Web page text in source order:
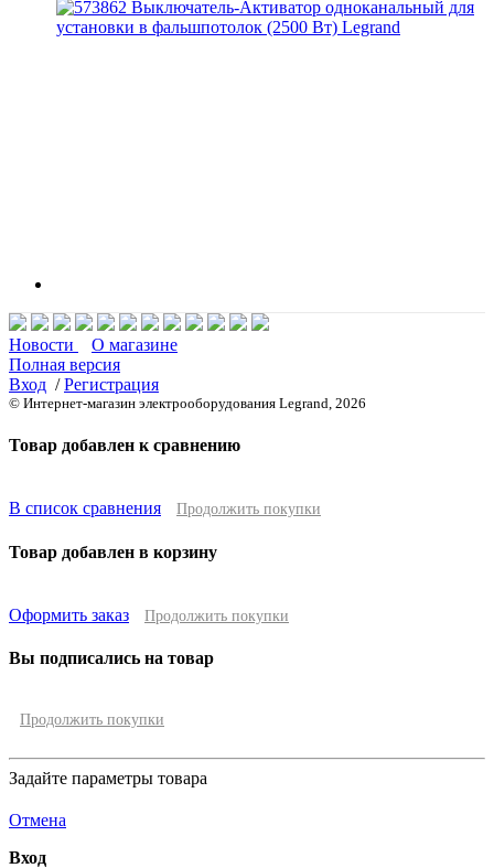
Новости
О магазине
Полная версия
Вход /Регистрация
© Интернет-магазин электрооборудования Legrand, 2026
Товар добавлен к сравнению
В список сравнения Продолжить покупки
Товар добавлен в корзину
Оформить заказ Продолжить покупки
Вы подписались на товар
Продолжить покупки
Задайте параметры товара
Отмена
Вход